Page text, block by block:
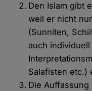
Den Islam gibt
weil er nicht
(Sunniten,
auch
Salafisten etc.)
Die